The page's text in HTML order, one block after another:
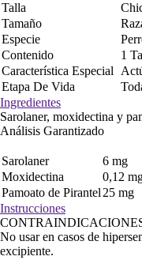
Talla
Tamaño
Especie
Contenido
1
Característica Especial
Etapa De Vida
Ingredientes
Sarolaner, moxidectina y
Análisis Garantizado
Sarolaner
6 mg
Moxidectina
0,12
Pamoato de Pirantel 25 mg
Instrucciones
No usar en casos de
excipiente.